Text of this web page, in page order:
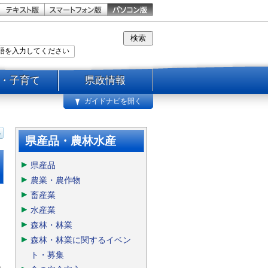
子育て 県政情報
ガイドナビを開く
県産品・農林水産
県産品
農業・農作物
畜産業
水産業
森林・林業
森林・林業に関するイベン
ト・募集